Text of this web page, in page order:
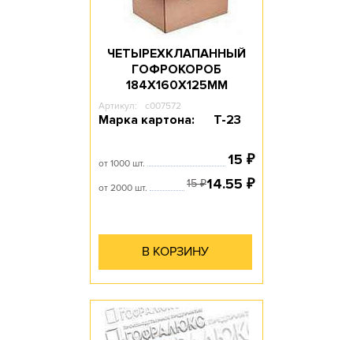
ЧЕТЫРЕХКЛАПАННЫЙ
ГОФРОКОРОБ
184Х160Х125ММ
Артикул: c007572
Марка картона: Т-23
от 1000 шт. 15 ₽
от 2000 шт. 15₽14.55 ₽
В КОРЗИНУ